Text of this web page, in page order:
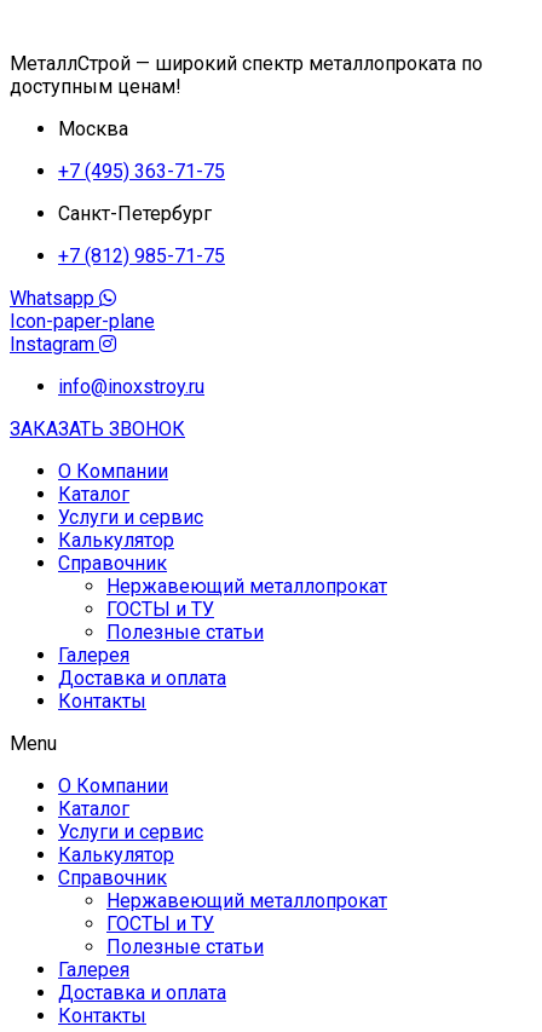
МеталлСтрой — широкий спектр металлопроката по
доступным ценам!
Москва
+7 (495) 363-71-75
Санкт-Петербург
+7 (812) 985-71-75
Whatsapp
Icon-paper-plane
Instagram
info@inoxstroy.ru
ЗАКАЗАТЬ ЗВОНОК
О Компании
Каталог
Услуги и сервис
Калькулятор
Справочник
Нержавеющий металлопрокат
ГОСТЫ и ТУ
Полезные статьи
Галерея
Доставка и оплата
Контакты
Menu
О Компании
Каталог
Услуги и сервис
Калькулятор
Справочник
Нержавеющий металлопрокат
ГОСТЫ и ТУ
Полезные статьи
Галерея
Доставка и оплата
Контакты